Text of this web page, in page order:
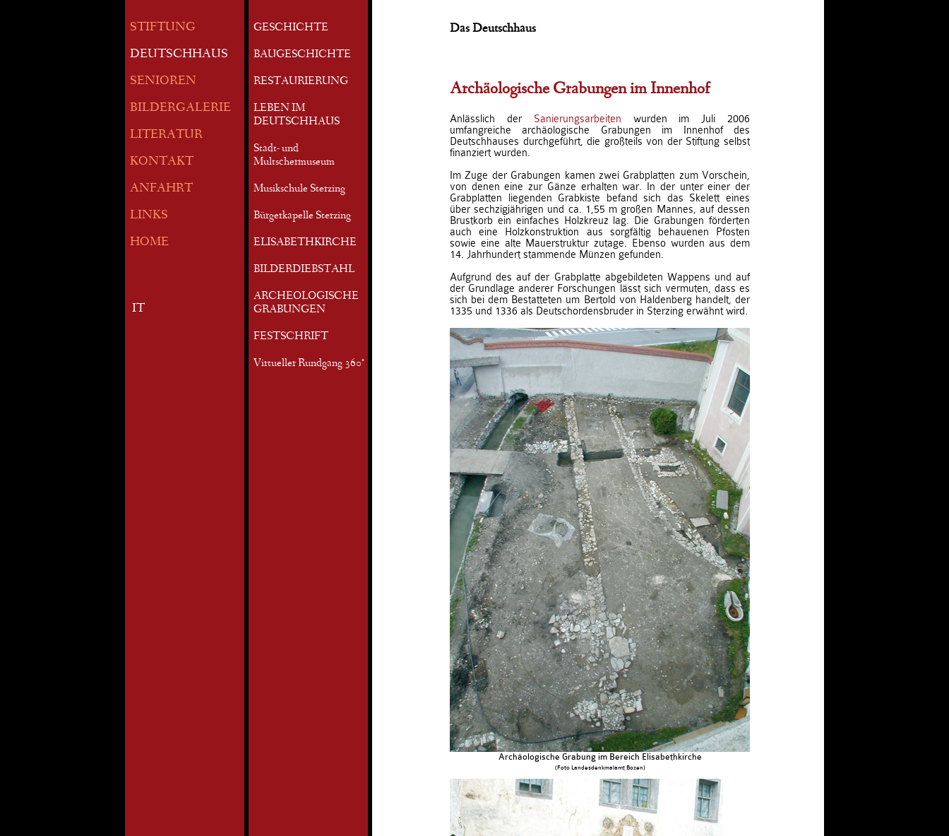
STIFTUNG
DEUTSCHHAUS
SENIOREN
BILDERGALERIE
LITERATUR
KONTAKT
ANFAHRT
LINKS
HOME
IT
GESCHICHTE
BAUGESCHICHTE
RESTAURIERUNG
LEBEN IM
DEUTSCHHAUS
Stadt- und
Multschermuseum
Musikschule Sterzing
Bürgerkapelle Sterzing
ELISABETHKIRCHE
BILDERDIEBSTAHL
ARCHEOLOGISCHE
GRABUNGEN
FESTSCHRIFT
Virtueller Rundgang 360°
Das Deutschhaus
Archäologische Grabungen im Innenhof
Anlässlich der Sanierungsarbeiten wurden im Juli 2006
umfangreiche archäologische Grabungen im Innenhof des
Deutschhauses durchgeführt, die großteils von der Stiftung selbst
finanziert wurden.
Im Zuge der Grabungen kamen zwei Grabplatten zum Vorschein,
von denen eine zur Gänze erhalten war. In der unter einer der
Grabplatten liegenden Grabkiste befand sich das Skelett eines
über sechzigjährigen und ca. 1,55 m großen Mannes, auf dessen
Brustkorb ein einfaches Holzkreuz lag. Die Grabungen förderten
auch eine Holzkonstruktion aus sorgfältig behauenen Pfosten
sowie eine alte Mauerstruktur zutage. Ebenso wurden aus dem
14. Jahrhundert stammende Münzen gefunden.
Aufgrund des auf der Grabplatte abgebildeten Wappens und auf
der Grundlage anderer Forschungen lässt sich vermuten, dass es
sich bei dem Bestatteten um Bertold von Haldenberg handelt, der
1335 und 1336 als Deutschordensbruder in Sterzing erwähnt wird.
Archäologische Grabung im Bereich Elisabethkirche
(Foto Landesdenkmalamt Bozen)